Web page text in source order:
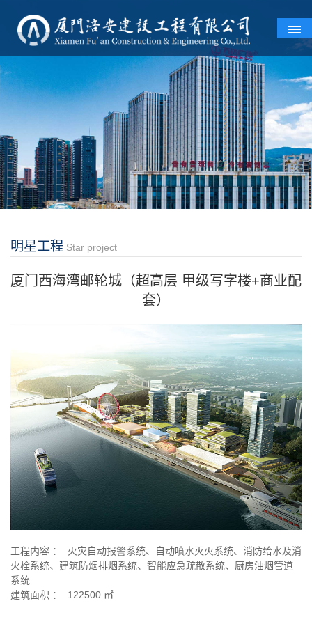
明星工程 Star project
厦门西海湾邮轮城（超高层 甲级写字楼+商业配
套）
工程内容 ： 火灾自动报警系统、自动喷水灭火系统、消防给水及消
火栓系统、建筑防烟排烟系统、智能应急疏散系统、厨房油烟管道
系统
建筑面积 ： 122500 ㎡